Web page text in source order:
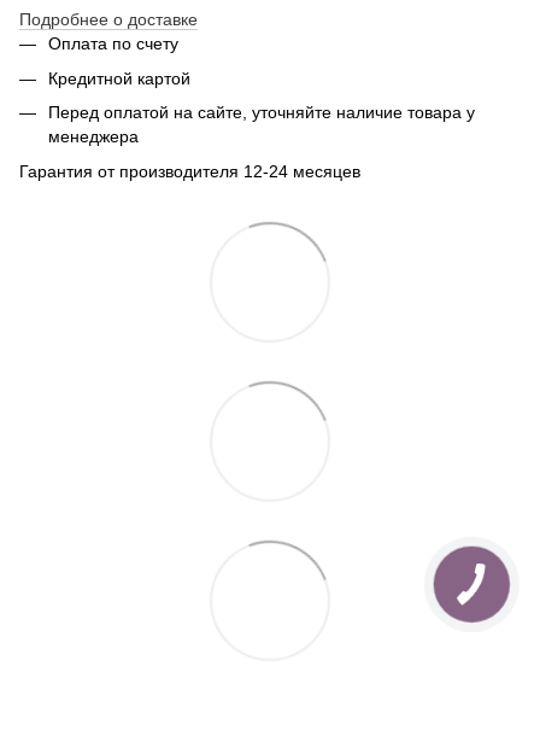
Подробнее о доставке
Оплата по счету
Кредитной картой
Перед оплатой на сайте, уточняйте наличие товара у
менеджера
Гарантия от производителя 12-24 месяцев